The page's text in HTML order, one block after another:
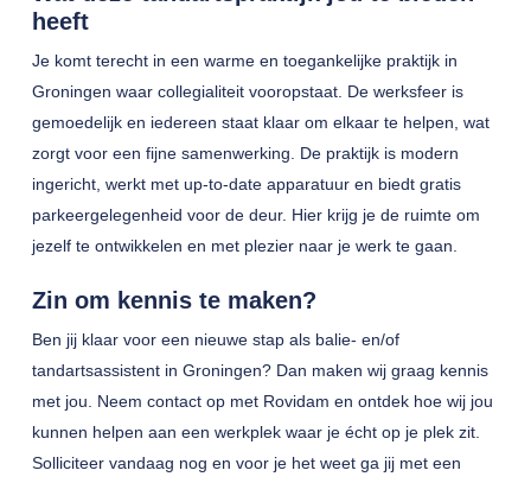
heeft
Je komt terecht in een warme en toegankelijke praktijk in
Groningen waar collegialiteit vooropstaat. De werksfeer is
gemoedelijk en iedereen staat klaar om elkaar te helpen, wat
zorgt voor een fijne samenwerking. De praktijk is modern
ingericht, werkt met up-to-date apparatuur en biedt gratis
parkeergelegenheid voor de deur. Hier krijg je de ruimte om
jezelf te ontwikkelen en met plezier naar je werk te gaan.
Zin om kennis te maken?
Ben jij klaar voor een nieuwe stap als balie- en/of
tandartsassistent in Groningen? Dan maken wij graag kennis
met jou. Neem contact op met Rovidam en ontdek hoe wij jou
kunnen helpen aan een werkplek waar je écht op je plek zit.
Solliciteer vandaag nog en voor je het weet ga jij met een